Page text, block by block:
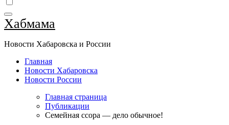
Хабмама
Новости Хабаровска и России
Главная
Новости Хабаровска
Новости России
Главная страница
Публикации
Семейная ссора — дело обычное!